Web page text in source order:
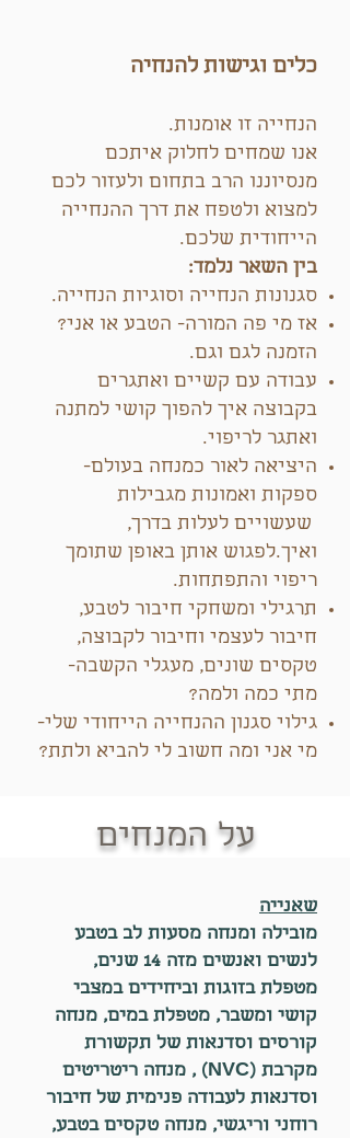
כלים וגישות להנחיה
הנחייה זו אומנות.
אנו שמחים לחלוק איתכם
מנסיוננו הרב בתחום ולעזור לכם
למצוא ולטפח את דרך ההנחייה
הייחודית שלכם.
בין השאר נלמד:
סגנונות הנחייה וסוגיות הנחייה.
אז מי פה המורה- הטבע או אני?
הזמנה לגם וגם.
עבודה עם קשיים ואתגרים
בקבוצה איך להפוך קושי למתנה
ואתגר לריפוי.
היציאה לאור כמנחה בעולם-
ספקות ואמונות מגבילות
שעשויים לעלות בדרך,
ואיך.לפגוש אותן באופן שתומך
ריפוי והתפתחות.
תרגילי ומשחקי חיבור לטבע,
חיבור לעצמי וחיבור לקבוצה,
טקסים שונים, מעגלי הקשבה-
מתי כמה ולמה?
גילוי סגנון ההנחייה הייחודי שלי-
מי אני ומה חשוב לי להביא ולתת?
על המנחים
שאנייה
מובילה ומנחה מסעות לב בטבע
לנשים ואנשים מזה 14 שנים,
מטפלת בזוגות וביחידים במצבי
קושי ומשבר, מטפלת במים, מנחה
קורסים וסדנאות של תקשורת
מקרבת (NVC) , מנחה ריטריטים
וסדנאות לעבודה פנימית של חיבור
רוחני וריגשי, מנחה טקסים בטבע,